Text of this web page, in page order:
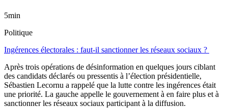
5min
Politique
Ingérences électorales : faut-il sanctionner les réseaux sociaux ?
Après trois opérations de désinformation en quelques jours ciblant
des candidats déclarés ou pressentis à l’élection présidentielle,
Sébastien Lecornu a rappelé que la lutte contre les ingérences était
une priorité. La gauche appelle le gouvernement à en faire plus et à
sanctionner les réseaux sociaux participant à la diffusion.